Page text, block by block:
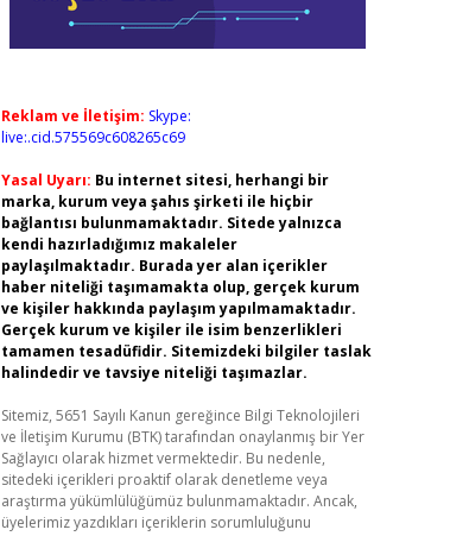
Reklam ve İletişim: Skype:
live:.cid.575569c608265c69
Yasal Uyarı: Bu internet sitesi, herhangi bir
marka, kurum veya şahıs şirketi ile hiçbir
bağlantısı bulunmamaktadır. Sitede yalnızca
kendi hazırladığımız makaleler
paylaşılmaktadır. Burada yer alan içerikler
haber niteliği taşımamakta olup, gerçek kurum
ve kişiler hakkında paylaşım yapılmamaktadır.
Gerçek kurum ve kişiler ile isim benzerlikleri
tamamen tesadüfidir. Sitemizdeki bilgiler taslak
halindedir ve tavsiye niteliği taşımazlar.
Sitemiz, 5651 Sayılı Kanun gereğince Bilgi Teknolojileri
ve İletişim Kurumu (BTK) tarafından onaylanmış bir Yer
Sağlayıcı olarak hizmet vermektedir. Bu nedenle,
sitedeki içerikleri proaktif olarak denetleme veya
araştırma yükümlülüğümüz bulunmamaktadır. Ancak,
üyelerimiz yazdıkları içeriklerin sorumluluğunu